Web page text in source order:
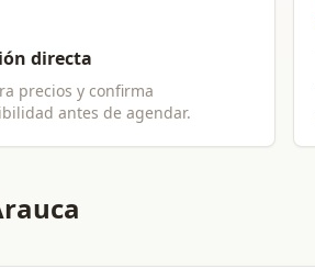
directa
precios y confirma
antes de agendar.